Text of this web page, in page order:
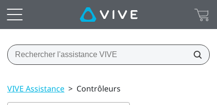
VIVE Assistance > Contrôleurs